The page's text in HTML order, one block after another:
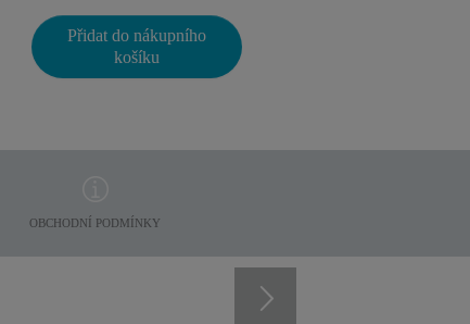
Přidat do nákupního
košíku
OBCHODNÍ PODMÍNKY